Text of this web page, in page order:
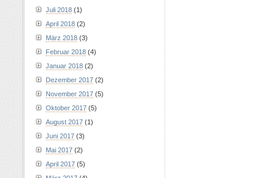
Juli 2018 (1)
April 2018 (2)
März 2018 (3)
Februar 2018 (4)
Januar 2018 (2)
Dezember 2017 (2)
November 2017 (5)
Oktober 2017 (5)
August 2017 (1)
Juni 2017 (3)
Mai 2017 (2)
April 2017 (5)